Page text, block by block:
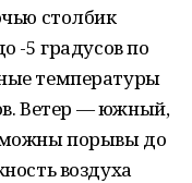
столбик
-5 градусов по
температуры
Ветер — южный,
порывы до
воздуха